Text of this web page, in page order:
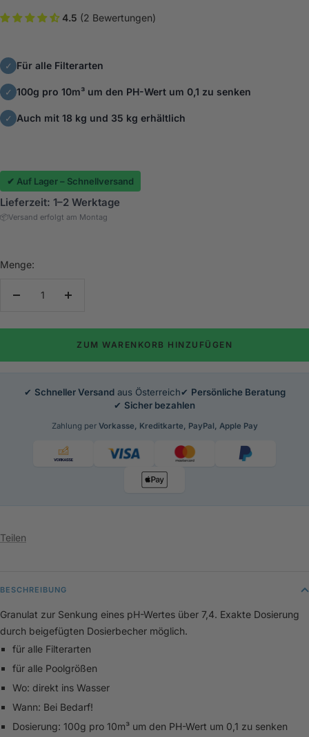
4.5 (2 Bewertungen)
✓ Für alle Filterarten
✓ 100g pro 10m³ um den PH-Wert um 0,1 zu senken
✓ Auch mit 18 kg und 35 kg erhältlich
✔ Auf Lager – Schnellversand
Lieferzeit: 1–2 Werktage
📦Versand erfolgt am Montag
Menge:
Menge
Menge
ZUM WARENKORB HINZUFÜGEN
✔ Schneller Versandaus Österreich✔ Persönliche Beratung
✔ Sicher bezahlen
Zahlung per Vorkasse, Kreditkarte, PayPal, Apple Pay
Teilen
BESCHREIBUNG
Granulat zur Senkung eines pH-Wertes über 7,4. Exakte Dosierung
durch beigefügten Dosierbecher möglich.
für alle Filterarten
für alle Poolgrößen
Wo: direkt ins Wasser
Wann: Bei Bedarf!
Dosierung: 100g pro 10m³ um den PH-Wert um 0,1 zu senken